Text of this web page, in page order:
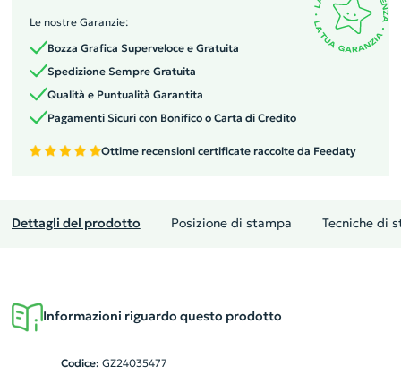
Le nostre Garanzie:
Bozza Grafica Superveloce e Gratuita
Spedizione Sempre Gratuita
Qualità e Puntualità Garantita
Pagamenti Sicuri con Bonifico o Carta di Credito
Ottime recensioni certificate raccolte da Feedaty
Dettagli del prodotto Posizione di stampa Tecniche di
Informazioni riguardo questo prodotto
Codice: GZ24035477